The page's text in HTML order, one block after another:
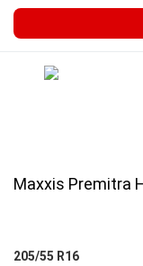
Maxxis Premitra
205/55 R16